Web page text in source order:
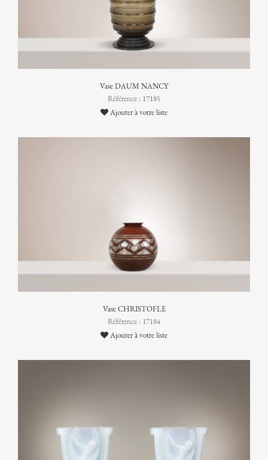
Vase DAUM NANCY
Référence : 17185
Ajouter à votre liste
Vase CHRISTOFLE
Référence : 17184
Ajouter à votre liste